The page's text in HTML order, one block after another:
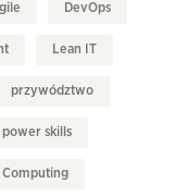
DevOps
Lean IT
przywództwo
power skills
Computing